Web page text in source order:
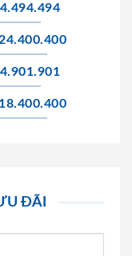
ĐÃI